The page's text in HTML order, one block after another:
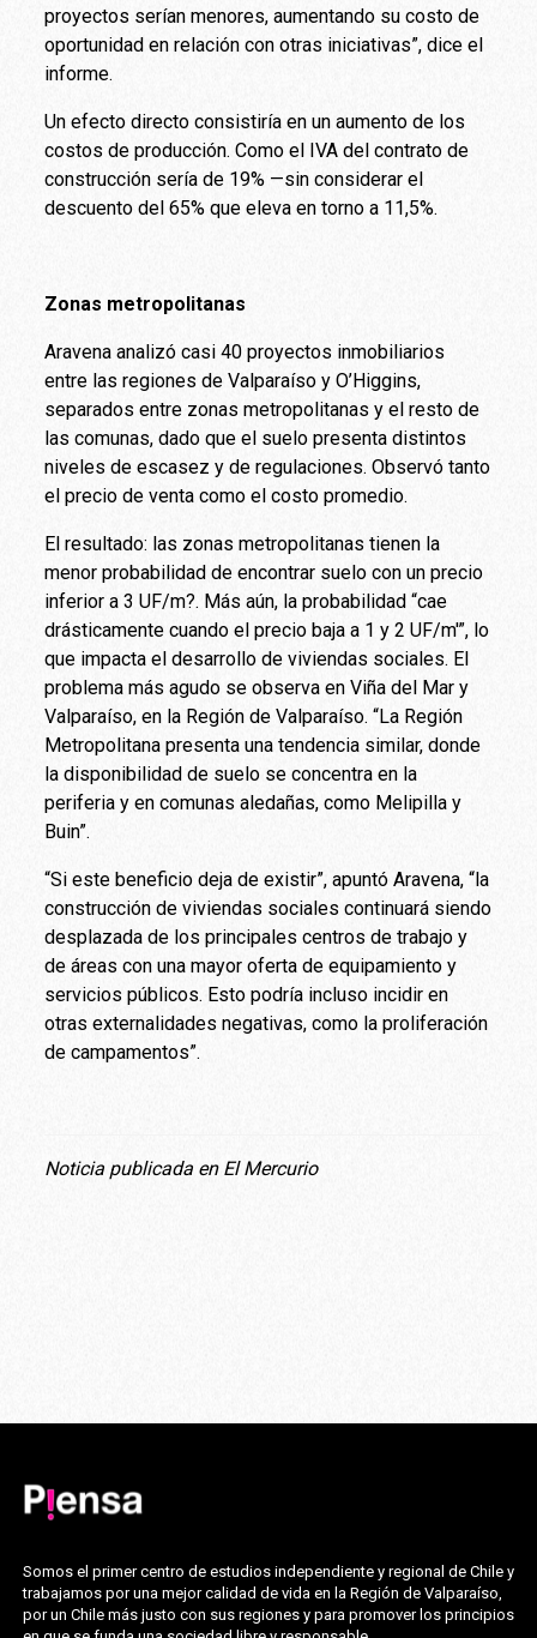
proyectos serían menores, aumentando su costo de
oportunidad en relación con otras iniciativas”, dice el
informe.
Un efecto directo consistiría en un aumento de los
costos de producción. Como el IVA del contrato de
construcción sería de 19% —sin considerar el
descuento del 65% que eleva en torno a 11,5%.
Zonas metropolitanas
Aravena analizó casi 40 proyectos inmobiliarios
entre las regiones de Valparaíso y O’Higgins,
separados entre zonas metropolitanas y el resto de
las comunas, dado que el suelo presenta distintos
niveles de escasez y de regulaciones. Observó tanto
el precio de venta como el costo promedio.
El resultado: las zonas metropolitanas tienen la
menor probabilidad de encontrar suelo con un precio
inferior a 3 UF/m?. Más aún, la probabilidad “cae
drásticamente cuando el precio baja a 1 y 2 UF/m'”, lo
que impacta el desarrollo de viviendas sociales. El
problema más agudo se observa en Viña del Mar y
Valparaíso, en la Región de Valparaíso. “La Región
Metropolitana presenta una tendencia similar, donde
la disponibilidad de suelo se concentra en la
periferia y en comunas aledañas, como Melipilla y
Buin”.
“Si este beneficio deja de existir”, apuntó Aravena, “la
construcción de viviendas sociales continuará siendo
desplazada de los principales centros de trabajo y
de áreas con una mayor oferta de equipamiento y
servicios públicos. Esto podría incluso incidir en
otras externalidades negativas, como la proliferación
de campamentos”.
Noticia publicada en El Mercurio
Somos el primer centro de estudios independiente y regional de Chile y
trabajamos por una mejor calidad de vida en la Región de Valparaíso,
por un Chile más justo con sus regiones y para promover los principios